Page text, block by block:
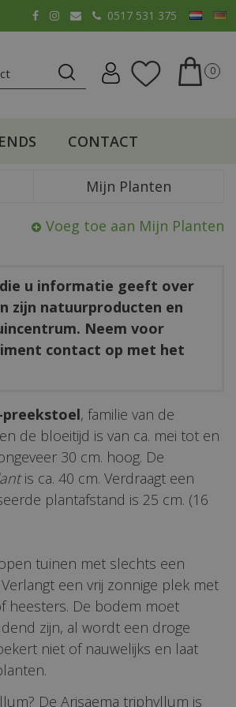
0517 531 375
CONTACT
Mijn Planten
Voeg toe aan Mijn Planten
u informatie geeft over
zijn natuurproducten en
Neem voor
contact op met het
preekstoel, familie van de
de bloeitijd is van ca. mei tot en
30 cm. hoog. De
is ca. 40 cm. Verdraagt een
plantafstand is 25 cm. (16
tuinen met slechts een
een vrij zonnige plek met
heesters. De bodem moet
zijn, al wordt een droge
niet of nauwelijks en laat
De Arisaema triphyllum is